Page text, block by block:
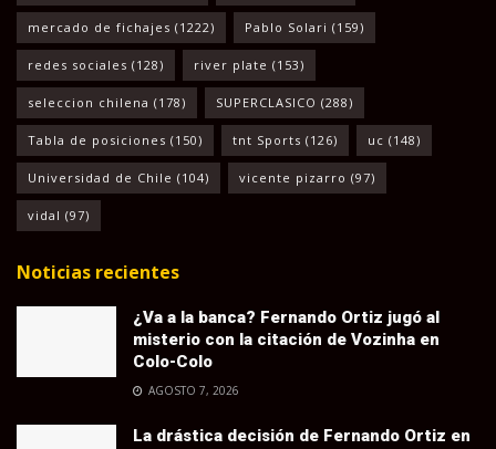
mercado de fichajes (1222) Pablo Solari (159)
redes sociales (128) river plate (153)
seleccion chilena (178) SUPERCLASICO (288)
Tabla de posiciones (150) tnt Sports (126) uc (148)
Universidad de Chile (104) vicente pizarro (97)
vidal (97)
Noticias recientes
¿Va a la banca? Fernando Ortiz jugó al
misterio con la citación de Vozinha en
Colo-Colo
AGOSTO 7, 2026
La drástica decisión de Fernando Ortiz en